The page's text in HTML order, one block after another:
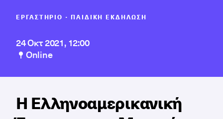
ΕΡΓΑΣΤΉΡΙΟ ∙ ΠΑΙΔΙΚΉ ΕΚΔΉΛΩΣΗ
24 Οκτ 2021, 12:00
Online
Η Ελληνοαμερικανική